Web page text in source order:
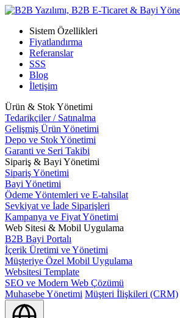
Sistem Özellikleri
Fiyatlandırma
Referanslar
SSS
Blog
İletişim
Ürün & Stok Yönetimi
Tedarikçiler / Satınalma
Gelişmiş Ürün Yönetimi
Depo ve Stok Yönetimi
Garanti ve Seri Takibi
Sipariş & Bayi Yönetimi
Sipariş Yönetimi
Bayi Yönetimi
Ödeme Yöntemleri ve E-tahsilat
Sevkiyat ve İade Siparişleri
Kampanya ve Fiyat Yönetimi
Web Sitesi & Mobil Uygulama
B2B Bayi Portalı
İçerik Üretimi ve Yönetimi
Müşteriye Özel Mobil Uygulama
Websitesi Template
SEO ve Modern Web Çözümü
Muhasebe Yönetimi Müşteri İlişkileri (CRM)